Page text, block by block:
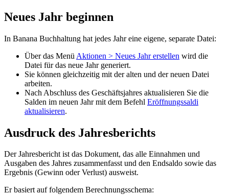
Neues Jahr beginnen
In Banana Buchhaltung hat jedes Jahr eine eigene, separate Datei:
Über das Menü Aktionen > Neues Jahr erstellen wird die
Datei für das neue Jahr generiert.
Sie können gleichzeitig mit der alten und der neuen Datei
arbeiten.
Nach Abschluss des Geschäftsjahres aktualisieren Sie die
Salden im neuen Jahr mit dem Befehl Eröffnungssaldi
aktualisieren.
Ausdruck des Jahresberichts
Der Jahresbericht ist das Dokument, das alle Einnahmen und
Ausgaben des Jahres zusammenfasst und den Endsaldo sowie das
Ergebnis (Gewinn oder Verlust) ausweist.
Er basiert auf folgendem Berechnungsschema: